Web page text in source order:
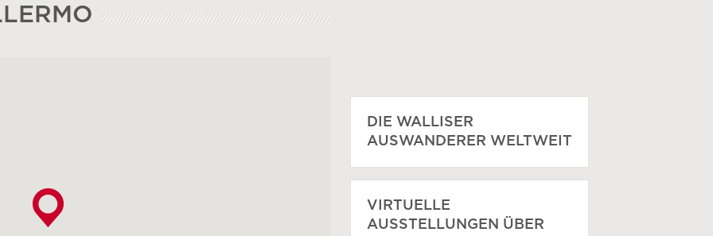
DIE WALLISER
AUSWANDERER WELTWEIT
VIRTUELLE
AUSSTELLUNGEN ÜBER